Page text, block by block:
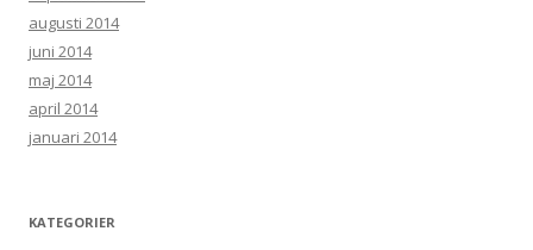
augusti 2014
juni 2014
maj 2014
april 2014
januari 2014
KATEGORIER